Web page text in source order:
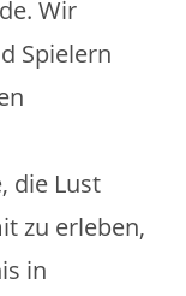
Wir
Spielern
die Lust
zu erleben,
in